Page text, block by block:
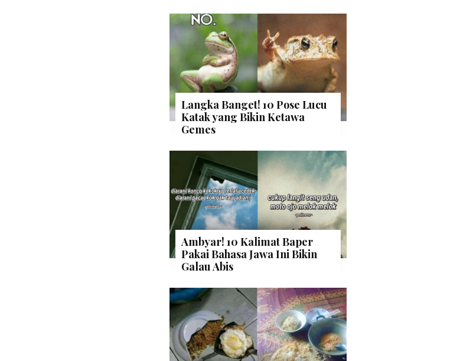
Langka Banget! 10 Pose Lucu
Katak yang Bikin Ketawa
Gemes
Ambyar! 10 Kalimat Baper
Pakai Bahasa Jawa Ini Bikin
Galau Abis